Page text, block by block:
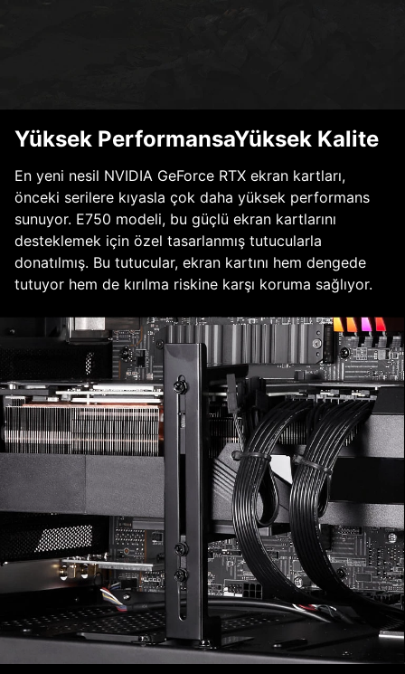
Yüksek PerformansaYüksek Kalite
En yeni nesil NVIDIA GeForce RTX ekran kartları,
önceki serilere kıyasla çok daha yüksek performans
sunuyor. E750 modeli, bu güçlü ekran kartlarını
desteklemek için özel tasarlanmış tutucularla
donatılmış. Bu tutucular, ekran kartını hem dengede
tutuyor hem de kırılma riskine karşı koruma sağlıyor.